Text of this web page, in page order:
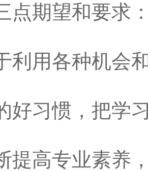
点期望和要求
利用各种机会
好习惯，把学
提高专业素养